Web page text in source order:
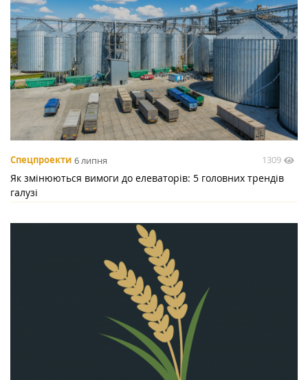
Спецпроекти 6 липня 1309
Як змінюються вимоги до елеваторів: 5 головних трендів
галузі